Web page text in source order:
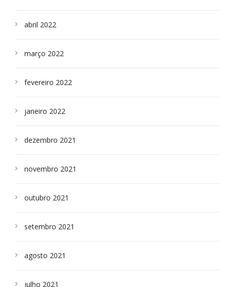
abril 2022
março 2022
fevereiro 2022
janeiro 2022
dezembro 2021
novembro 2021
outubro 2021
setembro 2021
agosto 2021
julho 2021